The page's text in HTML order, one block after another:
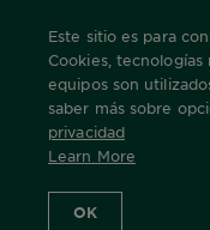
Este sitio es para
Cookies,
equipos son
saber más sobre
privacidad
Learn More
OK
Home Nuestras Marcas